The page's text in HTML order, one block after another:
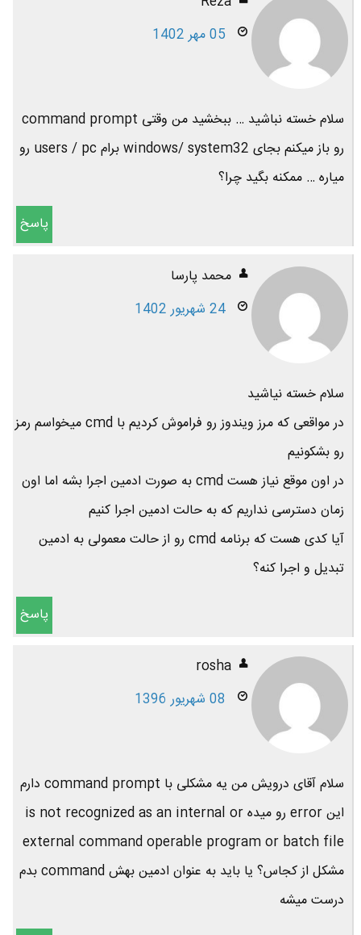
05 مهر 1402
سلام خسته نباشید … ببخشید من وقتی command prompt
رو باز میکنم بجای windows/ system32 برام users / pc رو
میاره … ممکنه بگید چرا؟
پاسخ
محمد پارسا
24 شهریور 1402
سلام خسته نیاشید
در مواقعی که مرز ویندوز رو فراموش کردیم با cmd میخواسم رمز
رو بشکونیم
در اون موقع نیاز هست cmd به صورت ادمین اجرا بشه اما اون
زمان دسترسی نداریم که به حالت ادمین اجرا کنیم
آیا کدی هست که برنامه cmd رو از حالت معمولی به ادمین
تبدیل و اجرا کنه؟
پاسخ
rosha
08 شهریور 1396
سلام آقای درویش من یه مشکلی با command prompt دارم
این error رو میده is not recognized as an internal or
external command operable program or batch file
مشکل از کجاس؟ یا باید به عنوان ادمین بهش command بدم
درست میشه